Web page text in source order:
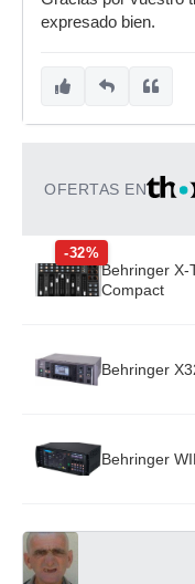
expresado bien.
OFERTAS EN
-32%
Behringer X-
Compact
Behringer
Behringer